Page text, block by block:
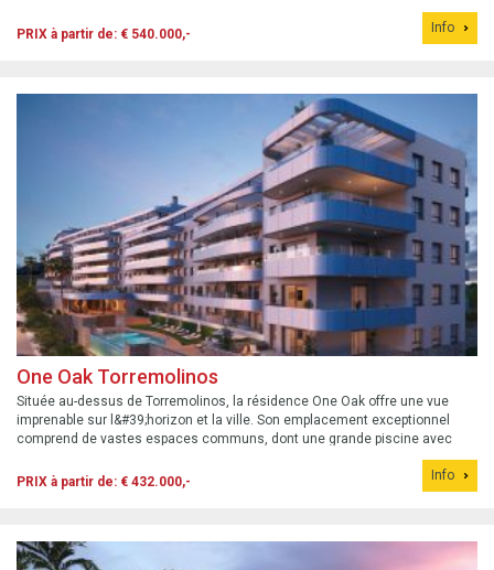
chaque lever et coucher de soleil devient un spectacle inoubliable.
PRIX à partir de: € 540.000,-
Info
One Oak Torremolinos
Située au-dessus de Torremolinos, la résidence One Oak offre une vue
imprenable sur l&#39;horizon et la ville. Son emplacement exceptionnel
comprend de vastes espaces communs, dont une grande piscine avec
PRIX à partir de: € 432.000,-
Info